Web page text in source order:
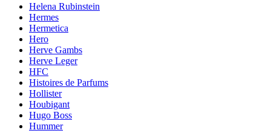
Helena Rubinstein
Hermes
Hermetica
Hero
Herve Gambs
Herve Leger
HFC
Histoires de Parfums
Hollister
Houbigant
Hugo Boss
Hummer